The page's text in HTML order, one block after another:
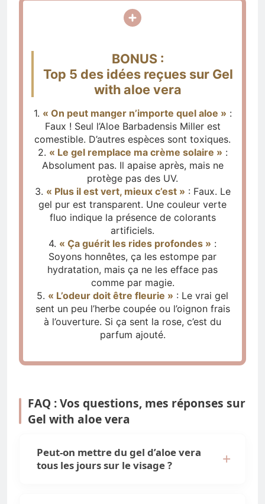
BONUS :
Top 5 des idées reçues sur Gel
with aloe vera
1. « On peut manger n’importe quel aloe » :
Faux ! Seul l’Aloe Barbadensis Miller est
comestible. D’autres espèces sont toxiques.
2. « Le gel remplace ma crème solaire » :
Absolument pas. Il apaise après, mais ne
protège pas des UV.
3. « Plus il est vert, mieux c’est » : Faux. Le
gel pur est transparent. Une couleur verte
fluo indique la présence de colorants
artificiels.
4. « Ça guérit les rides profondes » :
Soyons honnêtes, ça les estompe par
hydratation, mais ça ne les efface pas
comme par magie.
5. « L’odeur doit être fleurie » : Le vrai gel
sent un peu l’herbe coupée ou l’oignon frais
à l’ouverture. Si ça sent la rose, c’est du
parfum ajouté.
FAQ : Vos questions, mes réponses sur
Gel with aloe vera
Peut-on mettre du gel d’aloe vera
tous les jours sur le visage ?